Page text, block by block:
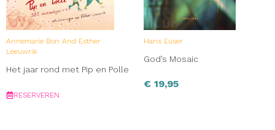
Annemarie Bon And Esther
Leeuwrik
Het jaar rond met Pip en Polle
RESERVEREN
Hans Euser
God’s Mosaic
€ 19,95